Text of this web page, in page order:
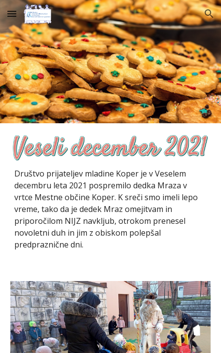
Skip to main content Skip to navigation
Društvo prijateljev mladine Koper je v Veselem
decembru leta 2021 pospremilo dedka Mraza v
vrtce Mestne občine Koper. K sreči smo imeli lepo
vreme, tako da je dedek Mraz omejitvam in
priporočilom NIJZ navkljub, otrokom prenesel
novoletni duh in jim z obiskom polepšal
predpraznične dni.